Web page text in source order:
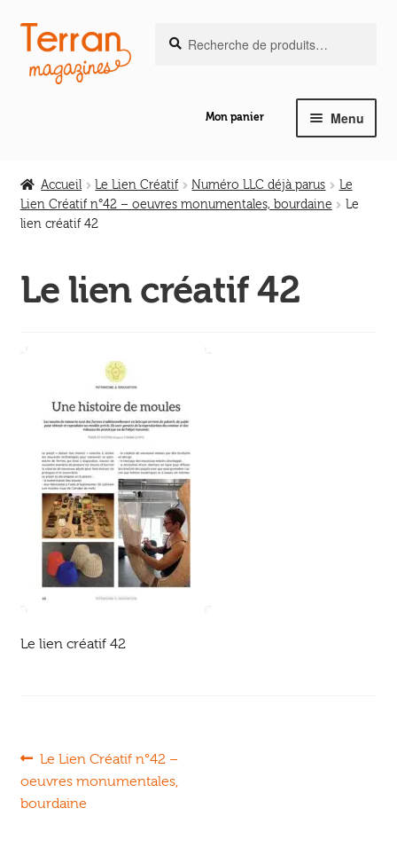
Aller
la
Aller
au
contenu
pour :
Mon panier Menu
le
menu
Abeilles en liberté
Les ouvrages
Jeux & DVD
Accueil Le Lien Créatif Numéro LLC déjà parus
Le
Lien Créatif n°42 – oeuvres monumentales, bourdaine
Le
lien créatif 42
Le lien créatif 42
Le lien créatif 42
Navigation
de
Article
précédent :
Le Lien Créatif n°42 –
oeuvres monumentales,
bourdaine